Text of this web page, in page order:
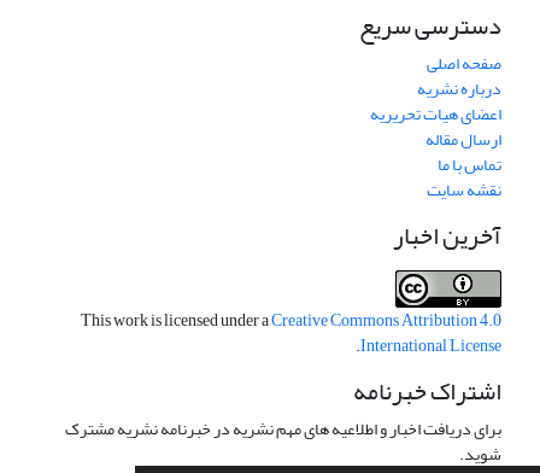
دسترسی سریع
صفحه اصلی
درباره نشریه
اعضای هیات تحریریه
ارسال مقاله
تماس با ما
نقشه سایت
آخرین اخبار
This work is licensed under aCreative Commons Attribution 4.0
International License
.
اشتراک خبرنامه
برای دریافت اخبار و اطلاعیه های مهم نشریه در خبرنامه نشریه مشترک
شوید.